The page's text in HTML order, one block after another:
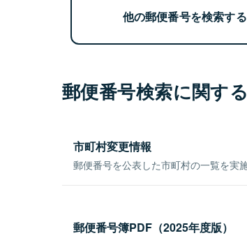
他の郵便番号を検索する
郵便番号検索に関す
市町村変更情報
郵便番号を公表した市町村の一覧を実
郵便番号簿PDF（2025年度版）